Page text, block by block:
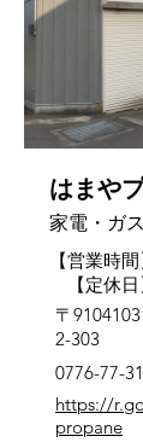
はまや
家電・ガス
【営業時
【定休日
〒
2-303
0776-77-
https://
propane